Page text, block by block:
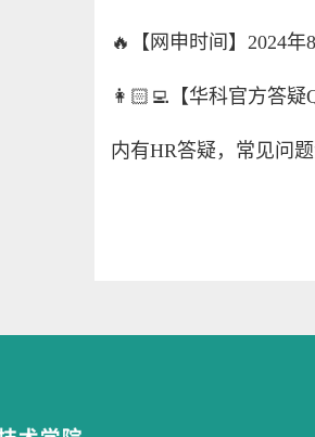
🔥 【网申时间】 2024年8
👩🏻‍💻 【华科官方答疑
内有HR答疑，常见问